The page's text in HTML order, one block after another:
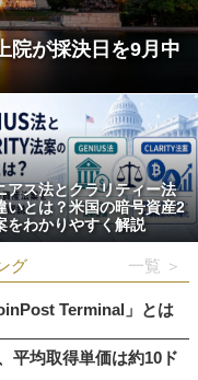
院が採決日を9月中
アス法とクラリティー法
いとは？米国の暗号資産2
をわかりやすく解説
グ 一覧 ＞
Terminal」とは
平均取得単価は約10ド